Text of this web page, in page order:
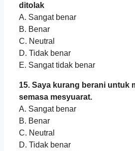
ditolak
A. Sangat benar
B. Benar
C. Neutral
D. Tidak benar
E. Sangat tidak benar
15. Saya kurang berani untuk
semasa mesyuarat.
A. Sangat benar
B. Benar
C. Neutral
D. Tidak benar